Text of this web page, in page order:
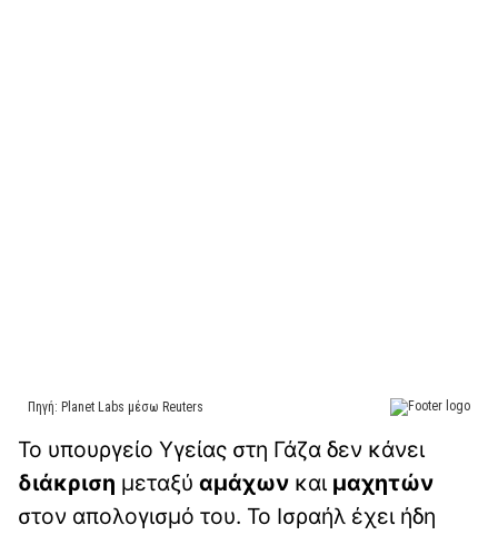
Το υπουργείο Υγείας στη Γάζα δεν κάνει
διάκριση μεταξύ αμάχων και μαχητών
στον απολογισμό του. Το Ισραήλ έχει ήδη